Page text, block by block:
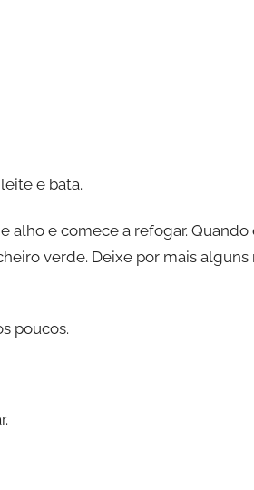
e bata.
alho e comece a refogar.
verde. Deixe por mais
poucos.